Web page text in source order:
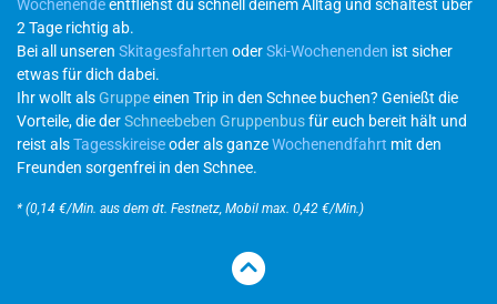
Wochenendeentfliehst du schnell deinem Alltag und schaltest über
2 Tage richtig ab.
Bei all unseren Skitagesfahrten oderSki-Wochenenden ist sicher
etwas für dich dabei.
Ihr wollt alsGruppeeinen Trip in den Schnee buchen? Genießt die
Vorteile, die derSchneebeben Gruppenbusfür euch bereit hält und
reist alsTagesskireiseoder als ganzeWochenendfahrt mit den
Freunden sorgenfrei in den Schnee.
* (0,14 €/Min. aus dem dt. Festnetz, Mobil max. 0,42 €/Min.)